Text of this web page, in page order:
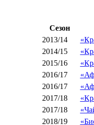
Сезон
2013/14
2014/15
2015/16
2016/17
2016/17
2017/18
2017/18
2018/19